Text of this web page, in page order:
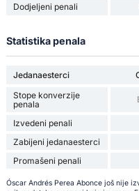
Dodjeljeni penali
Statistika penala
Jedanaesterci
Stope konverzije
penala
Izvedeni penali
Zabijeni jedanaesterci
Promašeni penali
Óscar Andrés Perea Abonce još nije